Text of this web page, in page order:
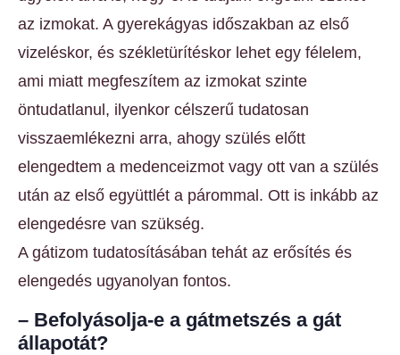
az izmokat. A gyerekágyas időszakban az első
vizeléskor, és székletürítéskor lehet egy félelem,
ami miatt megfeszítem az izmokat szinte
öntudatlanul, ilyenkor célszerű tudatosan
visszaemlékezni arra, ahogy szülés előtt
elengedtem a medenceizmot vagy ott van a szülés
után az első együttlét a párommal. Ott is inkább az
elengedésre van szükség.
A gátizom tudatosításában tehát az erősítés és
elengedés ugyanolyan fontos.
– Befolyásolja-e a gátmetszés a gát
állapotát?